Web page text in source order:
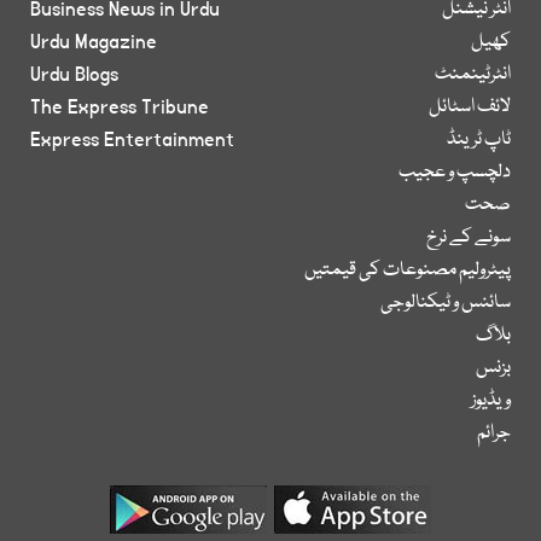
انٹر نیشنل
کھیل
انٹرٹینمنٹ
لائف اسٹائل
ٹاپ ٹرینڈ
دلچسپ و عجیب
صحت
سونے کے نرخ
پیٹرولیم مصنوعات کی قیمتیں
سائنس و ٹیکنالوجی
بلاگ
بزنس
ویڈیوز
جرائم
Business News in Urdu
Urdu Magazine
Urdu Blogs
The Express Tribune
Express Entertainment